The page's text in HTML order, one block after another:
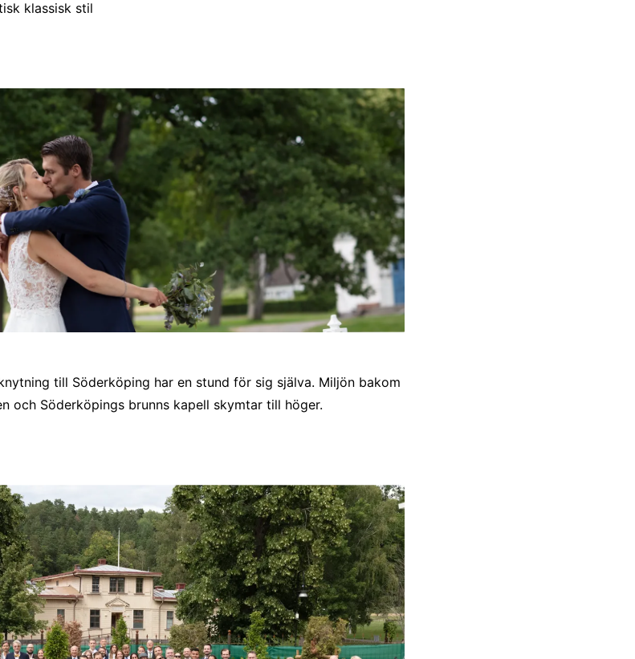
klassisk stil
till Söderköping har en stund för sig själva. Miljön bakom
och Söderköpings brunns kapell skymtar till höger.